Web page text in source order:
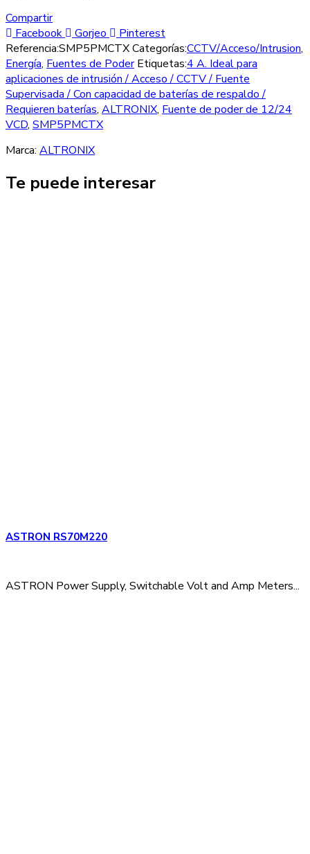
Compartir
Facebook
Gorjeo
Pinterest
Referencia:SMP5PMCTXCategorías:CCTV/Acceso/Intrusion,
Energía, Fuentes de Poder Etiquetas:4 A. Ideal para
aplicaciones de intrusión / Acceso / CCTV / Fuente
Supervisada / Con capacidad de baterías de respaldo /
Requieren baterías, ALTRONIX, Fuente de poder de 12/24
VCD, SMP5PMCTX
Marca: ALTRONIX
Te puede interesar
ASTRON RS70M220
ASTRON Power Supply, Switchable Volt and Amp Meters...